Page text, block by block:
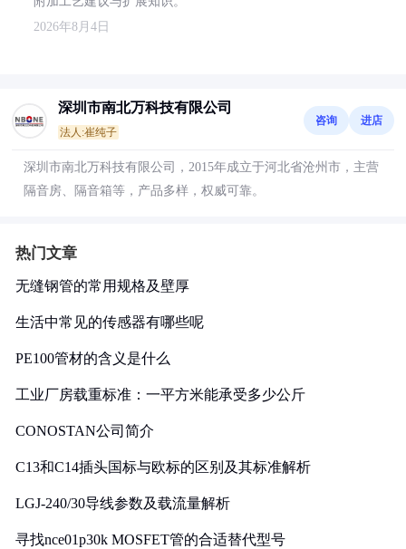
2026年8月4日
深圳市南北万科技有限公司
法人:崔纯子
咨询 进店
深圳市南北万科技有限公司，2015年成立于河北省沧州市，主营
隔音房、隔音箱等，产品多样，权威可靠。
热门文章
无缝钢管的常用规格及壁厚
生活中常见的传感器有哪些呢
PE100管材的含义是什么
工业厂房载重标准：一平方米能承受多少公斤
CONOSTAN公司简介
C13和C14插头国标与欧标的区别及其标准解析
LGJ-240/30导线参数及载流量解析
寻找nce01p30k MOSFET管的合适替代型号